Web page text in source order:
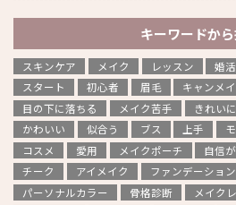
キーワードか
スキンケア メイク レッスン 婚活
スタート
初心者 眉毛 キャンメ
目の下に落ちる
メイク苦手 きれい
かわいい
似合う ブス 上手
コスメ
愛用 メイクポーチ 自信
チーク
アイメイク ファンデーション
パーソナルカラー
骨格診断 メイク